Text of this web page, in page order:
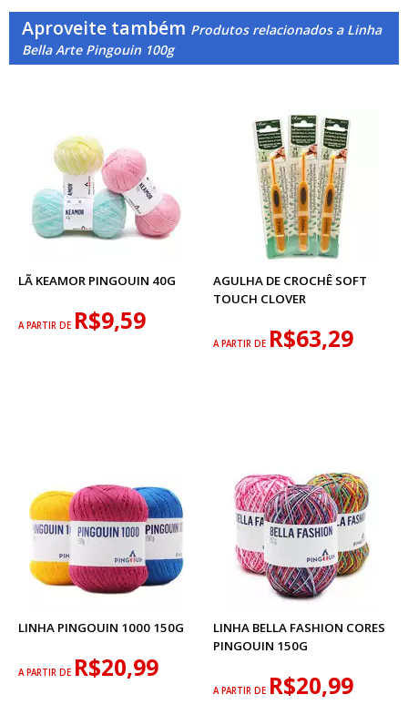
Aproveite também Produtos relacionados a Linha
Bella Arte Pingouin 100g
LÃ KEAMOR PINGOUIN 40G
A PARTIR DE R$9,59
AGULHA DE CROCHÊ SOFT
TOUCH CLOVER
A PARTIR DE R$63,29
LINHA PINGOUIN 1000 150G
A PARTIR DE R$20,99
LINHA BELLA FASHION CORES
PINGOUIN 150G
A PARTIR DE R$20,99